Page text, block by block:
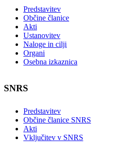
Predstavitev
Občine članice
Akti
Ustanovitev
Naloge in cilji
Organi
Osebna izkaznica
SNRS
Predstavitev
Občine članice SNRS
Akti
Vključitev v SNRS